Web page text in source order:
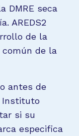
DMRE seca
AREDS2
de la
común de la
antes de
Instituto
si su
especifica